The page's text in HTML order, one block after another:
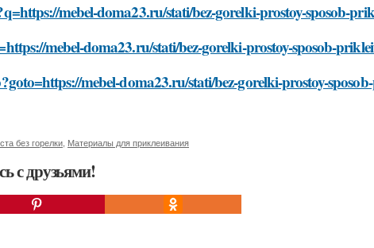
mebel-doma23.ru/stati/bez-gorelki-prostoy-sposob-
mebel-doma23.ru/stati/bez-gorelki-prostoy-sposob-
mebel-doma23.ru/stati/bez-gorelki-prostoy-
без горелки Материалы для приклеивания
с друзьями!